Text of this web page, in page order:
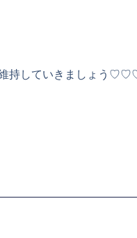
持していきましょう